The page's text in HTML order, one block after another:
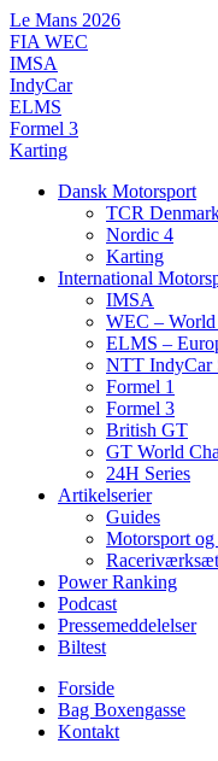
Videre
til
indhold
Le Mans 2026
FIA WEC
IMSA
IndyCar
ELMS
Formel 3
Karting
Dansk Motorsport
TCR
Nordic 4
Karting
International
IMSA
WEC – World
ELMS –
NTT IndyCar
Formel 1
Formel 3
British GT
GT World
24H Series
Artikelserier
Guides
Motorsport og
Power Ranking
Podcast
Pressemeddelelser
Biltest
Forside
Bag Boxengasse
Kontakt